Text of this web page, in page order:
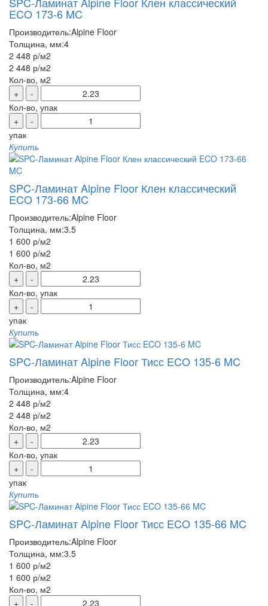
ECO 173-6 MC
Производитель:Alpine Floor
Толщина, мм:4
2 448 р/м2
2 448 р/м2
Кол-во, м2
+
-
Кол-во, упак
+
-
упак
Купить
SPC-Ламинат Alpine Floor Клен классический
ECO 173-66 MC
Производитель:Alpine Floor
Толщина, мм:3.5
1 600 р/м2
1 600 р/м2
Кол-во, м2
+
-
Кол-во, упак
+
-
упак
Купить
SPC-Ламинат Alpine Floor Тисс ECO 135-6 MC
Производитель:Alpine Floor
Толщина, мм:4
2 448 р/м2
2 448 р/м2
Кол-во, м2
+
-
Кол-во, упак
+
-
упак
Купить
SPC-Ламинат Alpine Floor Тисс ECO 135-66 MC
Производитель:Alpine Floor
Толщина, мм:3.5
1 600 р/м2
1 600 р/м2
Кол-во, м2
+
-